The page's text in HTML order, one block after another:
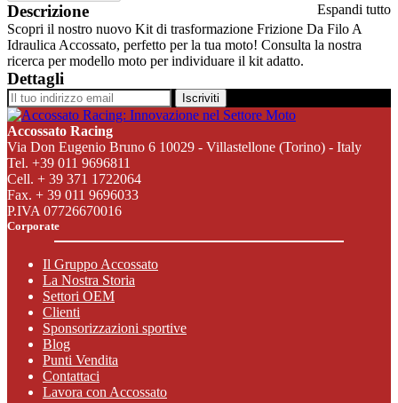
Espandi tutto
Descrizione
Scopri il nostro nuovo Kit di trasformazione Frizione Da Filo A
Idraulica Accossato, perfetto per la tua moto! Consulta la nostra
ricerca per modello moto per individuare il kit adatto.
Dettagli
Iscriviti
Accossato Racing
Via Don Eugenio Bruno 6 10029 - Villastellone (Torino) - Italy
Tel. +39 011 9696811
Cell. + 39 371 1722064
Fax. + 39 011 9696033
P.IVA 07726670016
Corporate
Il Gruppo Accossato
La Nostra Storia
Settori OEM
Clienti
Sponsorizzazioni sportive
Blog
Punti Vendita
Contattaci
Lavora con Accossato